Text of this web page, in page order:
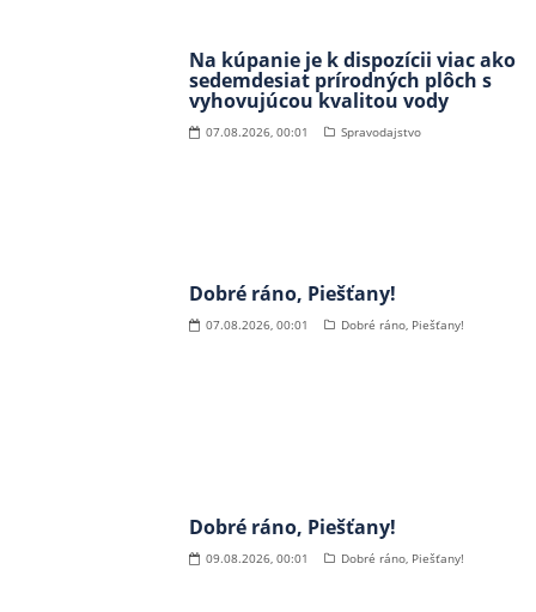
Na kúpanie je k dispozícii viac ako
sedemdesiat prírodných plôch s
vyhovujúcou kvalitou vody
07.08.2026, 00:01 Spravodajstvo
Dobré ráno, Piešťany!
07.08.2026, 00:01 Dobré ráno, Piešťany!
Dobré ráno, Piešťany!
09.08.2026, 00:01 Dobré ráno, Piešťany!